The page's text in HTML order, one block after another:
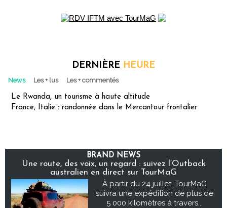
DERNIÈRE HEURE
News Les + lus Les + commentés
Le Rwanda, un tourisme à haute altitude
France, Italie : randonnée dans le Mercantour frontalier
BRAND NEWS
Une route, des voix, un regard : suivez l’Outback
australien en direct sur TourMaG
À partir du 24 juillet, TourMaG
suivra une expédition de plus de
5 000 kilomètres à travers...